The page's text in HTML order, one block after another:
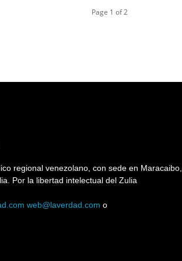
Page 1 of 2
regional venezolano, con sede en Maracaibo,
Por la libertad intelectual del Zulia
web@laverdad.com o